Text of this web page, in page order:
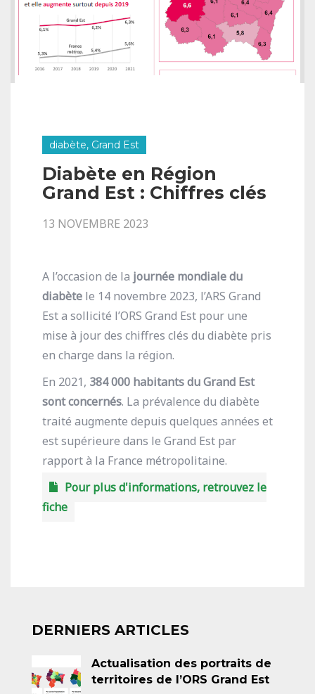
diabète, Grand Est
Diabète en Région
Grand Est : Chiffres clés
13 NOVEMBRE 2023
A l’occasion de la journée mondiale du
diabète le 14 novembre 2023, l’ARS Grand
Est a sollicité l’ORS Grand Est pour une
mise à jour des chiffres clés du diabète pris
en charge dans la région.
En 2021, 384 000 habitants du Grand Est
sont concernés. La prévalence du diabète
traité augmente depuis quelques années et
est supérieure dans le Grand Est par
rapport à la France métropolitaine.
Pour plus d'informations, retrouvez le
fiche
DERNIERS ARTICLES
Actualisation des portraits de
territoires de l’ORS Grand Est